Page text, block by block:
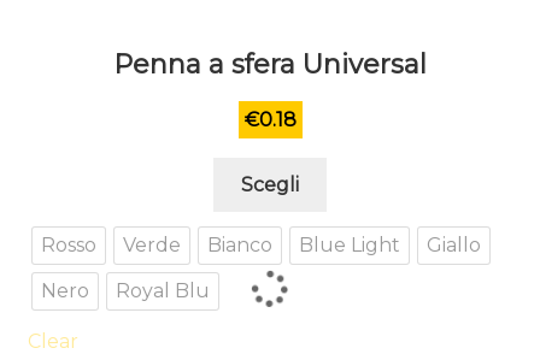
Penna a sfera Universal
€0.18
Scegli
ha
più
Rosso Verde Bianco Blue Light
Giallo
Nero
Royal Blu
Clear